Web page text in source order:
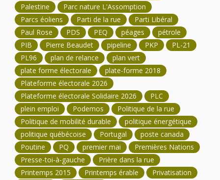
Palestine
Parc nature L'Assomption
Parcs éoliens
Parti de la rue
Parti Libéral
Paul Rose
PDS PEQ péages
pétrole
PIB
Pierre Beaudet pipeline PKP
PL-21
PL96
plan de relance
plan vert
plate forme électorale
plate-forme 2018
Plateforme électorale 2026
Plateforme électorale Solidaire 2026
PLC
plein emploi
Podemos
Politique de la rue
Politique de mobilité durable
politique énergétique
politique québécoise
Portugal
poste canada
Poutine
PQ premier mai
Premières Nations
Presse-toi-à-gauche
Prière dans la rue
Printemps 2015
Printemps érable
Privatisation